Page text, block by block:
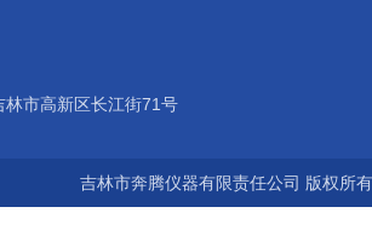
林市高新区长江街71号
吉林市奔腾仪器有限责任公司 版权所